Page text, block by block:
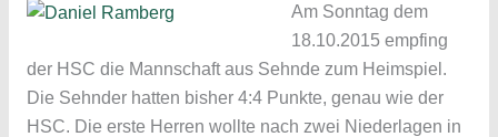
Am Sonntag dem
18.10.2015 empfing
der HSC die Mannschaft aus Sehnde zum Heimspiel.
Die Sehnder hatten bisher 4:4 Punkte, genau wie der
HSC. Die erste Herren wollte nach zwei Niederlagen in